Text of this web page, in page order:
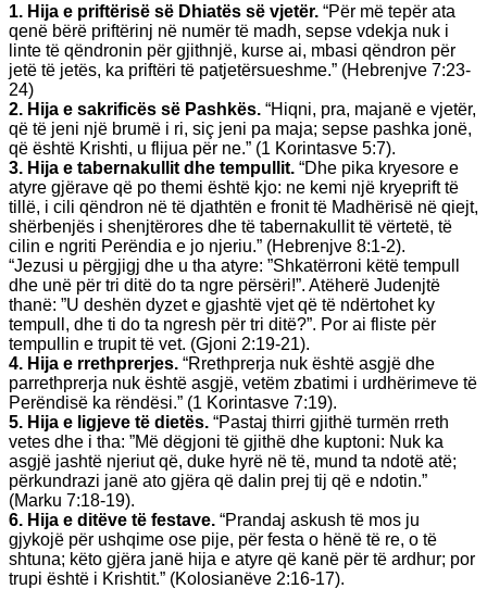
1. Hija e priftërisë së Dhiatës së vjetër. “Për më tepër ata
qenë bërë priftërinj në numër të madh, sepse vdekja nuk i
linte të qëndronin për gjithnjë, kurse ai, mbasi qëndron për
jetë të jetës, ka priftëri të patjetërsueshme.” (Hebrenjve 7:23-
24)
2. Hija e sakrificës së Pashkës. “Hiqni, pra, majanë e vjetër,
që të jeni një brumë i ri, siç jeni pa maja; sepse pashka jonë,
që është Krishti, u flijua për ne.” (1 Korintasve 5:7).
3. Hija e tabernakullit dhe tempullit. “Dhe pika kryesore e
atyre gjërave që po themi është kjo: ne kemi një kryeprift të
tillë, i cili qëndron në të djathtën e fronit të Madhërisë në qiejt,
shërbenjës i shenjtërores dhe të tabernakullit të vërtetë, të
cilin e ngriti Perëndia e jo njeriu.” (Hebrenjve 8:1-2).
“Jezusi u përgjigj dhe u tha atyre: ”Shkatërroni këtë tempull
dhe unë për tri ditë do ta ngre përsëri!”. Atëherë Judenjtë
thanë: ”U deshën dyzet e gjashtë vjet që të ndërtohet ky
tempull, dhe ti do ta ngresh për tri ditë?”. Por ai fliste për
tempullin e trupit të vet. (Gjoni 2:19-21).
4. Hija e rrethprerjes. “Rrethprerja nuk është asgjë dhe
parrethprerja nuk është asgjë, vetëm zbatimi i urdhërimeve të
Perëndisë ka rëndësi.” (1 Korintasve 7:19).
5. Hija e ligjeve të dietës. “Pastaj thirri gjithë turmën rreth
vetes dhe i tha: ”Më dëgjoni të gjithë dhe kuptoni: Nuk ka
asgjë jashtë njeriut që, duke hyrë në të, mund ta ndotë atë;
përkundrazi janë ato gjëra që dalin prej tij që e ndotin.”
(Marku 7:18-19).
6. Hija e ditëve të festave. “Prandaj askush të mos ju
gjykojë për ushqime ose pije, për festa o hënë të re, o të
shtuna; këto gjëra janë hija e atyre që kanë për të ardhur; por
trupi është i Krishtit.” (Kolosianëve 2:16-17).